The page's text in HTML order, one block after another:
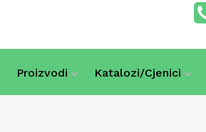
Proizvodi Katalozi/cjenici